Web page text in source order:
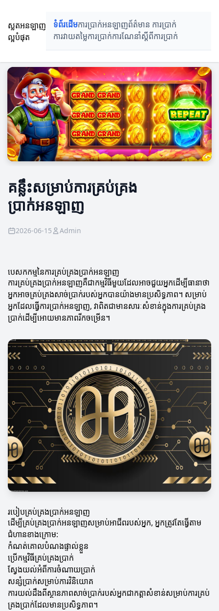
ស្លតអនឡាញ
ល្អបំផុត
ទំព័រដើមការប្រាក់អនឡាញព័ត៌មាន ការប្រាក់
ការវាយតម្លៃការប្រាក់ការណែនាំស្តីពីការប្រាក់
គន្លឹះសម្រាប់ការគ្រប់គ្រង
ប្រាក់អនឡាញ
2026-06-15 Admin
បេសកកម្មនៃការគ្រប់គ្រងប្រាក់អនឡាញ
ការគ្រប់គ្រងប្រាក់អនឡាញគឺជាកម្មវិធីមួយដែលអាចជួយអ្នកដើម្បីធានាថា
អ្នកអាចគ្រប់គ្រងសាច់ប្រាក់របស់អ្នកបានយ៉ាងមានប្រសិទ្ធភាព។ សម្រាប់
អ្នកដែលធ្វើការប្រាក់អនឡាញ, វាពិតជាមានសារៈសំខាន់ក្នុងការគ្រប់គ្រង
ប្រាក់ដើម្បីអោយមានភាពរីកចម្រើន។
របៀបគ្រប់គ្រងប្រាក់អនឡាញ
ដើម្បីគ្រប់គ្រងប្រាក់អនឡាញសម្រាប់អាជីពរបស់អ្នក, អ្នកត្រូវតែធ្វើតាម
ជំហានខាងក្រោម:
កំណត់គោលបំណងផ្ទាល់ខ្លួន
ប្រើកម្មវិធីគ្រប់គ្រងប្រាក់
ស្វែងយល់អំពីការចំណាយប្រាក់
សន្សំប្រាក់សម្រាប់ការវិនិយោគ
ការយល់ដឹងពីស្ថានភាពសាច់ប្រាក់របស់អ្នកជាកត្តាសំខាន់សម្រាប់ការគ្រប់
គ្រងប្រាក់ដែលមានប្រសិទ្ធភាព។